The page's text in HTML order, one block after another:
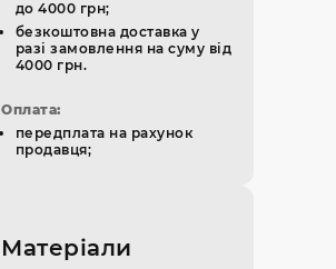
до 4000 грн;
безкоштовна доставка у
разі замовлення на суму від
4000 грн.
Оплата:
передплата на рахунок
продавця;
Матеріали